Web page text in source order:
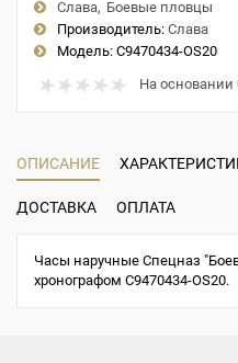
Слава Боевые пловцы
Производитель: Слава
Модель: С9470434-OS20
На основании
ОПИСАНИЕ
ДОСТАВКА ОПЛАТА
Часы наручные Спецназ
хронографом С9470434-OS20.